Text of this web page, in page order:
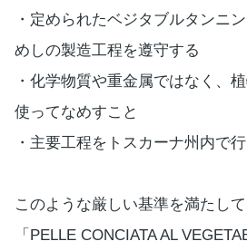
・定められたベジタブルタンニ
めしの製造工程を遵守する
・化学物質や重金属ではなく、
使ってなめすこと
・主要工程をトスカーナ州内で行
このような厳しい基準を満たして
「PELLE CONCIATA AL